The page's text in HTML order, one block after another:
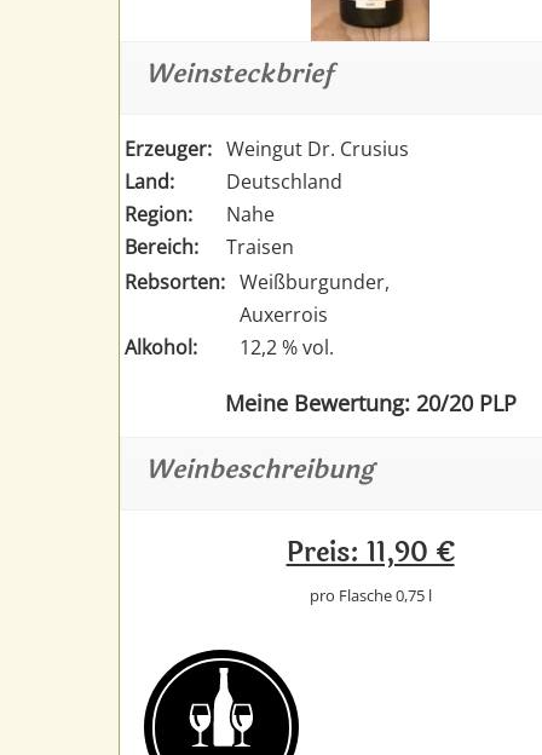
Weinsteckbrief
Erzeuger: Weingut Dr. Crusius
Land:
Deutschland
Region:
Nahe
Bereich:
Traisen
Rebsorten: Weißburgunder,
Auxerrois
Alkohol:
12,2 % vol.
Meine Bewertung: 20/20 PLP
Weinbeschreibung
Preis: 11,90 €
pro Flasche 0,75 l